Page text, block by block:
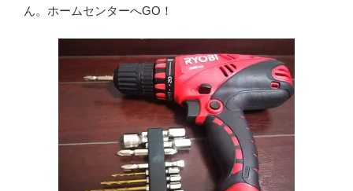
ん。ホームセンターへGO！